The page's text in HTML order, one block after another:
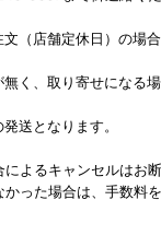
（店舗定休日）の場
く、取り寄せになる
送となります。
よるキャンセルはお断
った場合は、手数料